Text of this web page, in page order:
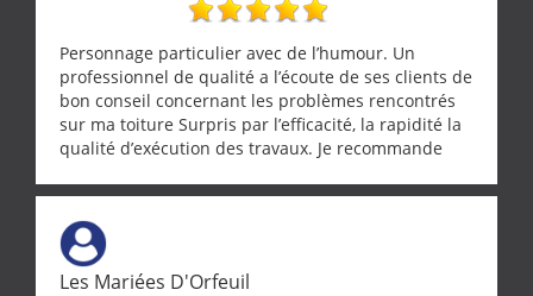
Personnage particulier avec de l’humour. Un
professionnel de qualité a l’écoute de ses clients de
bon conseil concernant les problèmes rencontrés
sur ma toiture Surpris par l’efficacité, la rapidité la
qualité d’exécution des travaux. Je recommande
Les Mariées D'Orfeuil